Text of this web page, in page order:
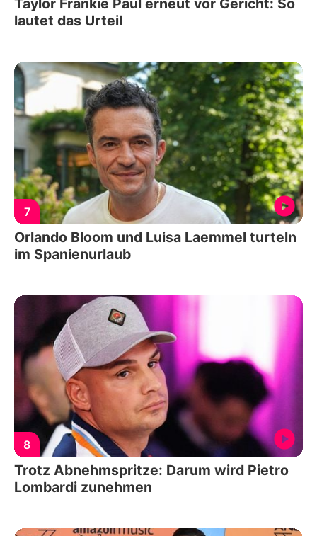
Taylor Frankie Paul erneut vor Gericht: So
lautet das Urteil
7
Orlando Bloom und Luisa Laemmel turteln
im Spanienurlaub
8
Trotz Abnehmspritze: Darum wird Pietro
Lombardi zunehmen